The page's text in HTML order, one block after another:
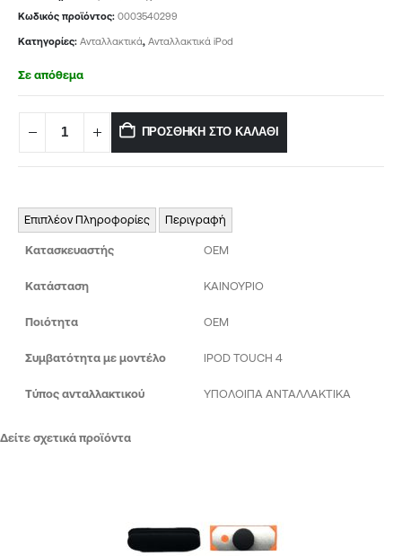
Κωδικός προϊόντος: 0003540299
Κατηγορίες: Ανταλλακτικά, Ανταλλακτικά iPod
Σε απόθεμα
ΠΡΟΣΘΉΚΗ ΣΤΟ ΚΑΛΆΘΙ
Επιπλέον Πληροφορίες Περιγραφή
Κατασκευαστής OEM
Κατάσταση ΚΑΙΝΟΥΡΙΟ
Ποιότητα ΟΕΜ
Συμβατότητα με μοντέλο IPOD TOUCH 4
Τύπος ανταλλακτικού ΥΠΟΛΟΙΠΑ ΑΝΤΑΛΛΑΚΤΙΚΑ
Δείτε σχετικά προϊόντα